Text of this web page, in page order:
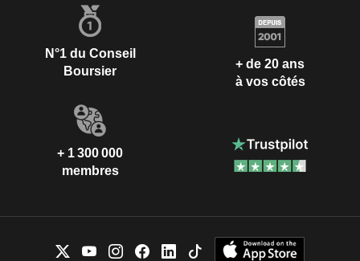
N°1 du Conseil
Boursier
+ de 20 ans
à vos côtés
+ 1 300 000
membres